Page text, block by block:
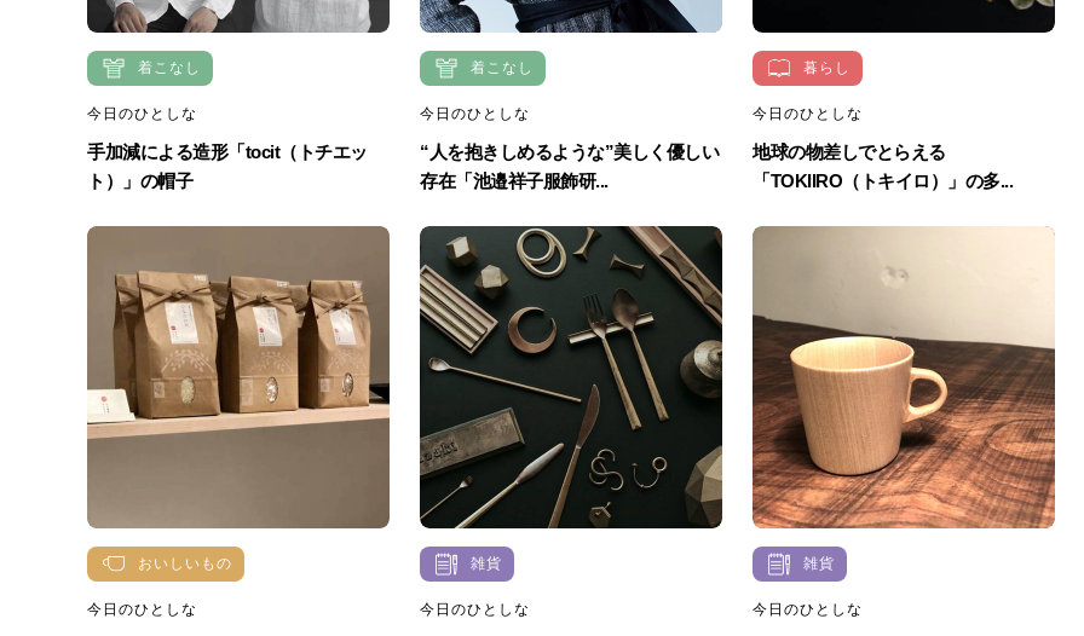
着こなし
今日のひとしな
手加減による造形「tocit（トチエッ
ト）」の帽子
着こなし
今日のひとしな
“人を抱きしめるような”美しく優しい
存在「池邉祥子服飾研...
暮らし
今日のひとしな
地球の物差しでとらえる
「TOKIIRO（トキイロ）」の多...
おいしいもの
今日のひとしな
雑貨
今日のひとしな
雑貨
今日のひとしな